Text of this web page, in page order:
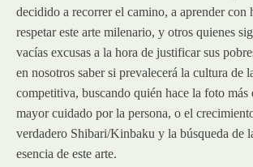
decidido a recorrer el camino, a aprender con
respetar este arte milenario, y otros quienes
vacías excusas a la hora de justificar sus
en nosotros saber si prevalecerá la cultura de
competitiva, buscando quién hace la foto más
mayor cuidado por la persona, o el
verdadero Shibari/Kinbaku y la búsqueda de
esencia de este arte.